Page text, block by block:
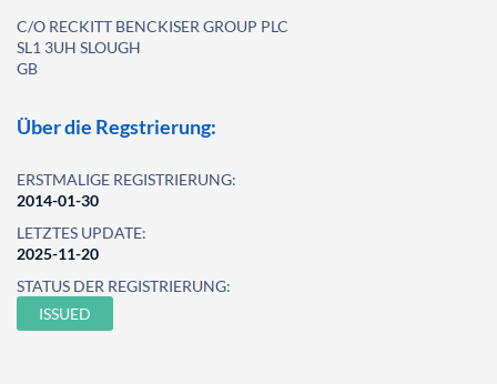
C/O RECKITT BENCKISER GROUP PLC
SL1 3UH SLOUGH
GB
Über die Regstrierung:
ERSTMALIGE REGISTRIERUNG:
2014-01-30
LETZTES UPDATE:
2025-11-20
STATUS DER REGISTRIERUNG:
ISSUED